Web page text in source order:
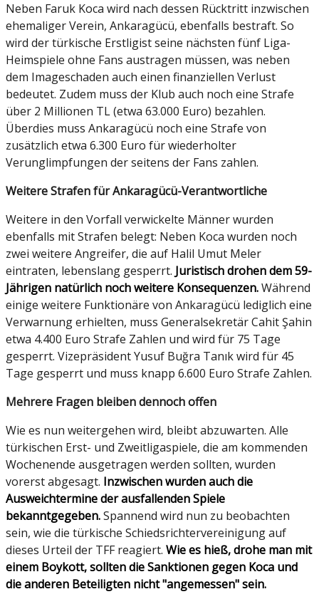
Neben Faruk Koca wird nach dessen Rücktritt inzwischen
ehemaliger Verein, Ankaragücü, ebenfalls bestraft. So
wird der türkische Erstligist seine nächsten fünf Liga-
Heimspiele ohne Fans austragen müssen, was neben
dem Imageschaden auch einen finanziellen Verlust
bedeutet. Zudem muss der Klub auch noch eine Strafe
über 2 Millionen TL (etwa 63.000 Euro) bezahlen.
Überdies muss Ankaragücü noch eine Strafe von
zusätzlich etwa 6.300 Euro für wiederholter
Verunglimpfungen der seitens der Fans zahlen.
Weitere Strafen für Ankaragücü-Verantwortliche
Weitere in den Vorfall verwickelte Männer wurden
ebenfalls mit Strafen belegt: Neben Koca wurden noch
zwei weitere Angreifer, die auf Halil Umut Meler
eintraten, lebenslang gesperrt. Juristisch drohen dem 59-
Jährigen natürlich noch weitere Konsequenzen.Während
einige weitere Funktionäre von Ankaragücü lediglich eine
Verwarnung erhielten, muss Generalsekretär Cahit Şahin
etwa 4.400 Euro Strafe Zahlen und wird für 75 Tage
gesperrt. Vizepräsident Yusuf Buğra Tanık wird für 45
Tage gesperrt und muss knapp 6.600 Euro Strafe Zahlen.
Mehrere Fragen bleiben dennoch offen
Wie es nun weitergehen wird, bleibt abzuwarten. Alle
türkischen Erst- und Zweitligaspiele, die am kommenden
Wochenende ausgetragen werden sollten, wurden
vorerst abgesagt. Inzwischen wurden auch die
Ausweichtermine der ausfallenden Spiele
bekanntgegeben.Spannend wird nun zu beobachten
sein, wie die türkische Schiedsrichtervereinigung auf
dieses Urteil der TFF reagiert. Wie es hieß, drohe man mit
einem Boykott, sollten die Sanktionen gegen Koca und
die anderen Beteiligten nicht "angemessen" sein.